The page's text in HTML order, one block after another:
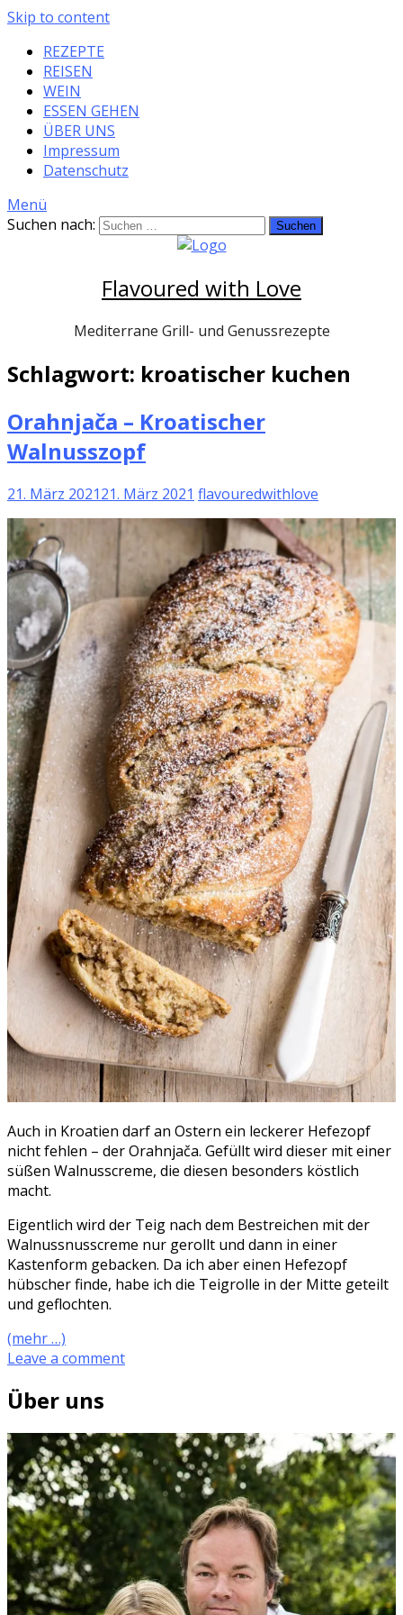
Skip to content
REZEPTE
REISEN
WEIN
ESSEN GEHEN
ÜBER UNS
Impressum
Datenschutz
Menü
Suchen nach:
Flavoured with Love
Mediterrane Grill- und Genussrezepte
Schlagwort: kroatischer kuchen
Orahnjača – Kroatischer
Walnusszopf
21. März 202121. März 2021 flavouredwithlove
Auch in Kroatien darf an Ostern ein leckerer Hefezopf
nicht fehlen – der Orahnjača. Gefüllt wird dieser mit einer
süßen Walnusscreme, die diesen besonders köstlich
macht.
Eigentlich wird der Teig nach dem Bestreichen mit der
Walnussnusscreme nur gerollt und dann in einer
Kastenform gebacken. Da ich aber einen Hefezopf
hübscher finde, habe ich die Teigrolle in der Mitte geteilt
und geflochten.
(mehr …)
Leave a comment
Über uns